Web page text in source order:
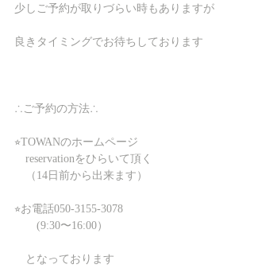
少しご予約が取りづらい時もありますが
良きタイミングでお待ちしております
∴ご予約の方法∴
⭐︎TOWANのホームページ
reservationをひらいて頂く
（14日前から出来ます）
⭐︎お電話050-3155-3078
       (9:30〜16:00）
となっております